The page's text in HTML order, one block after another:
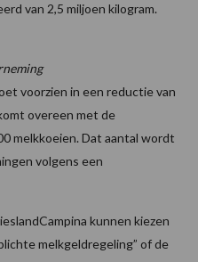
van 2,5 miljoen kilogram.
voorzien in een reductie van
overeen met de
melkkoeien. Dat aantal wordt
volgens een
kunnen kiezen
melkgeldregeling” of de